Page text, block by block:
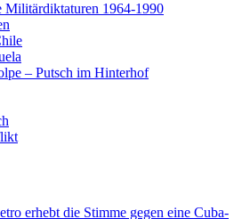
Militärdiktaturen 1964-1990
– Putsch im Hinterhof
erhebt die Stimme gegen eine Cuba-